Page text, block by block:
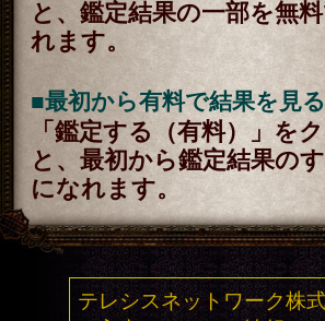
プライバシーポリシー
特定商取引法に基づく表記 メルマガ登録/解除
運営会社 RENSA All Rights Reserved.